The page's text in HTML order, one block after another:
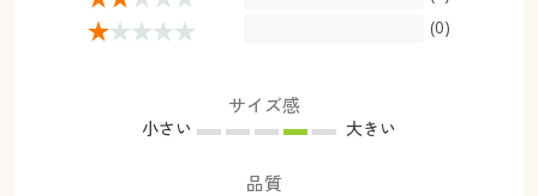
(0)
サイズ感
小さい 大きい
品質